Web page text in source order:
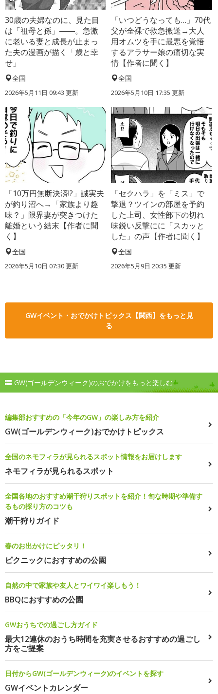
30歳の夫婦なのに、見た目
は「祖母と孫」――。急激
に老いる妻と成長が止まっ
た夫の漫画が描く「歳と幸
せ」
全国
2026年5月11日 09:43 更新
「いつどうなっても…」70代
父が全裸で救急搬送→大人
用オムツを手に最悪を覚悟
するアラサー娘の痛切な実
情【作者に聞く】
全国
2026年5月10日 17:35 更新
「10万円無断決済!?」誠実夫
が釣り沼へ→「家族より趣
味？」限界妻が突きつけた
離婚という結末【作者に聞
く】
全国
2026年5月10日 07:30 更新
「セクハラ」を「ミス」で
撃退？ツインの部屋を予約
した上司、女性部下の切れ
味鋭い反撃にに「スカッと
した」の声【作者に聞く】
全国
2026年5月9日 20:35 更新
GWイベント・おでかけトピックス【関西】をもっと見
る
GW(ゴールデンウィーク)のおでかけをもっと楽しむ
編集部おすすめの「今年のGW」の楽しみ方を紹介
GW(ゴールデンウィーク)おでかけトピックス
全国のネモフィラが見られるスポット情報をお届けします
ネモフィラが見られるスポット
全国各地のおすすめ潮干狩りスポットを紹介！旬な時期や準備す
るもの採り方のコツも
潮干狩りガイド
春のお出かけにピッタリ！
ピクニックにおすすめの公園
自然の中で家族や友人とワイワイ楽しもう！
BBQにおすすめの公園
GWおうちでの過ごし方ガイド
最大12連休のおうち時間を充実させるおすすめの過ごし
方をご提案
日付からGW(ゴールデンウィーク)のイベントを探す
GWイベントカレンダー